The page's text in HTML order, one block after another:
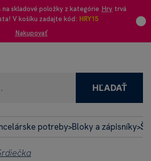
na skladové položky z kategórie Hry trvá
V košíku zadajte kód: HRY15
Nakupovať
HĽADAŤ
potreby>Bloky a zápisníky>